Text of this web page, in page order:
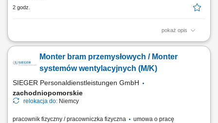
2 godz.
pokaż opis
Opis stanowiska: Wykonywanie prac spawalniczych przy konstrukcjach
na podstawie rysunku technicznego. Naprawa i konserwacja sprzętu
budowlanego oraz urządzeń wykorzystywanych podczas realizacji
Monter bram przemysłowych / Monter
systemów wentylacyjnych (M/K)
SIEGER Personaldienstleistungen GmbH
zachodniopomorskie
relokacja do: Niemcy
pracownik fizyczny / pracowniczka fizyczna
umowa o pracę